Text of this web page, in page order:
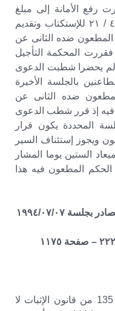
بتاريخ ١٩٩٢ / ٢ / ١٤ قررت رفع الأمانة إلى مبلغ
ثلثمائة جنيه وحددت جلسة ١٩٩٢ / ٤ / ٢١ للإستكتاب وتقديم
المطعون ضده الثانى عن
المحكمة التأجيل
ولما لم يحضرا شطبت الدعوى
بالجلسة الأخيرة
ضده الثانى عن
فيه إذ قرر شطب الدعوى
المحددة يكون قرار
ويجوز إستئناف السير
الستين يوما المشار
خالف الحكم المطعون فيه هذا
(( المقرر – انه وفقا لحكم المادة / 135 من قانون الإثبات لا